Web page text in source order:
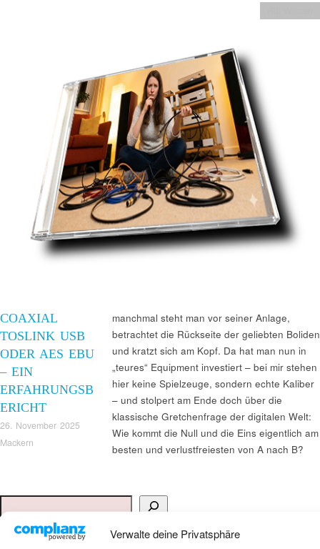
Verwalte deine Privatsphäre
COAXIAL
TOSLINK USB
ODER AES EBU
– EIN
ERFAHRUNGSB
ERICHT
26. November 2025
Mackern
manchmal steht man vor seiner Anlage,
betrachtet die Rückseite der geliebten Boliden
und kratzt sich am Kopf. Da hat man nun in
„teures“ Equipment investiert – bei mir stehen
hier keine Spielzeuge, sondern echte Kaliber
– und stolpert am Ende doch über die
klassische Gretchenfrage der digitalen Welt:
Wie kommt die Null und die Eins eigentlich am
besten und verlustfreiesten von A nach B?
Suchen
ANKAUF HIFI & HIGH GERÄTE: +491794761922